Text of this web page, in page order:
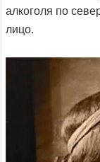
алкоголя по
лицо.